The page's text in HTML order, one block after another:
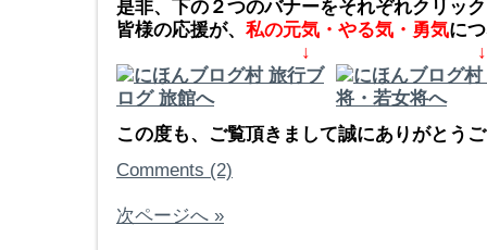
是非、下の２つのバナーをそれぞれクリッ
皆様の応援が、 私の元気・やる気・勇気に
↓ ↓
この度も、ご覧頂きまして誠にありがと
Comments (2)
次ページへ »